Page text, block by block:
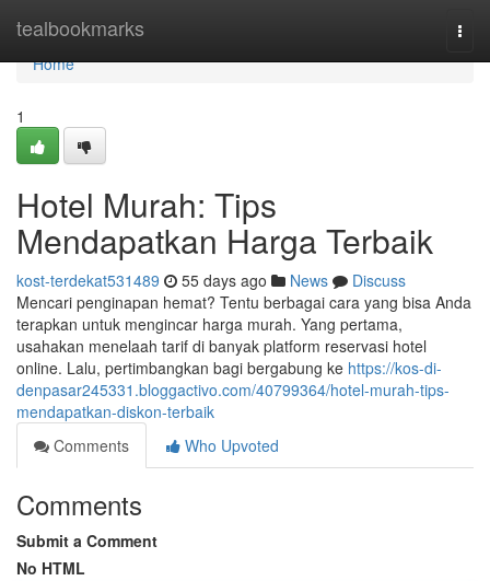
tealbookmarks
Home
Home
1
Hotel Murah: Tips
Mendapatkan Harga Terbaik
kost-terdekat531489 55 days ago News
Discuss
Mencari penginapan hemat? Tentu berbagai cara yang bisa Anda
terapkan untuk mengincar harga murah. Yang pertama,
usahakan menelaah tarif di banyak platform reservasi hotel
online. Lalu, pertimbangkan bagi bergabung ke https://kos-di-
denpasar245331.bloggactivo.com/40799364/hotel-murah-tips-
mendapatkan-diskon-terbaik
Comments
Who Upvoted
Comments
Submit a Comment
No HTML